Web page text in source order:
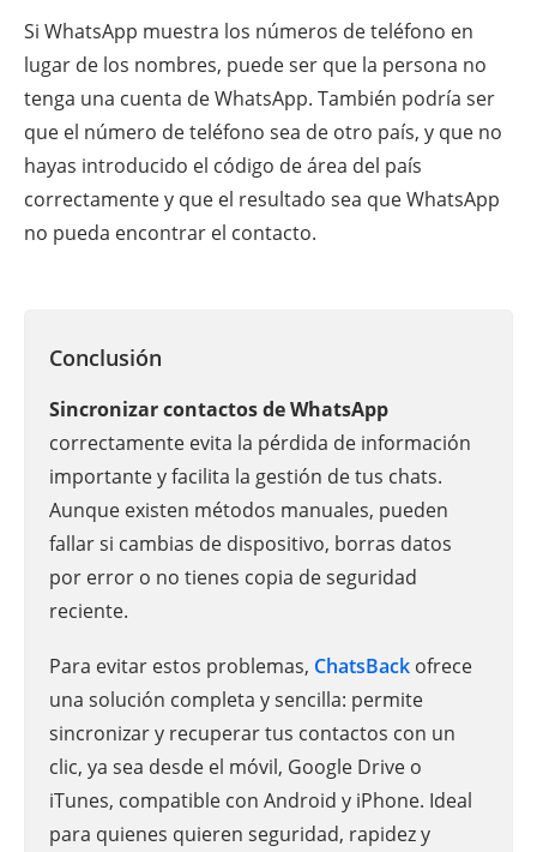
Si WhatsApp muestra los números de teléfono en
lugar de los nombres, puede ser que la persona no
tenga una cuenta de WhatsApp. También podría ser
que el número de teléfono sea de otro país, y que no
hayas introducido el código de área del país
correctamente y que el resultado sea que WhatsApp
no pueda encontrar el contacto.
Conclusión
Sincronizar contactos de WhatsApp
correctamente evita la pérdida de información
importante y facilita la gestión de tus chats.
Aunque existen métodos manuales, pueden
fallar si cambias de dispositivo, borras datos
por error o no tienes copia de seguridad
reciente.
Para evitar estos problemas, ChatsBack ofrece
una solución completa y sencilla: permite
sincronizar y recuperar tus contactos con un
clic, ya sea desde el móvil, Google Drive o
iTunes, compatible con Android y iPhone. Ideal
para quienes quieren seguridad, rapidez y